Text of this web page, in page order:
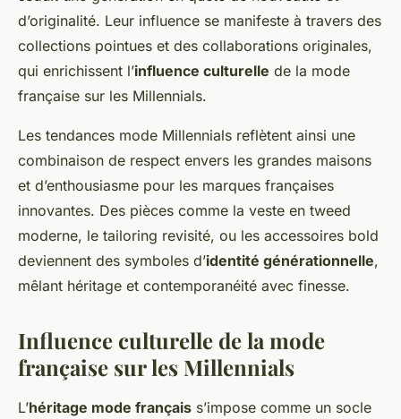
d’originalité. Leur influence se manifeste à travers des
collections pointues et des collaborations originales,
qui enrichissent l’influence culturelle de la mode
française sur les Millennials.
Les tendances mode Millennials reflètent ainsi une
combinaison de respect envers les grandes maisons
et d’enthousiasme pour les marques françaises
innovantes. Des pièces comme la veste en tweed
moderne, le tailoring revisité, ou les accessoires bold
deviennent des symboles d’identité générationnelle,
mêlant héritage et contemporanéité avec finesse.
Influence culturelle de la mode
française sur les Millennials
L’héritage mode français s’impose comme un socle